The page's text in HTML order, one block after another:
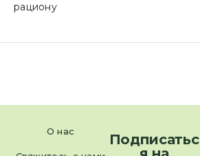
рациону
О нас
Подписатьс